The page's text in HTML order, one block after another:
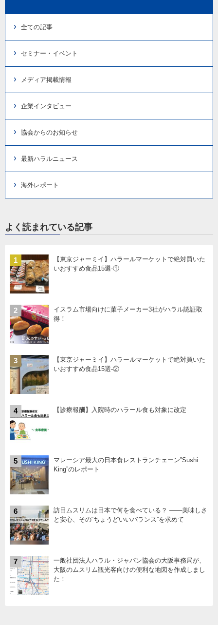
全ての記事
セミナー・イベント
メディア掲載情報
企業インタビュー
協会からのお知らせ
最新ハラルニュース
海外レポート
よく読まれている記事
1
【東京ジャーミイ】ハラールマーケットで絶対買いた
いおすすめ食品15選-①
2
イスラム市場向けに菓子メーカー3社がハラル認証取
得！
3
【東京ジャーミイ】ハラールマーケットで絶対買いた
いおすすめ食品15選-②
4 【診療報酬】入院時のハラール食も対象に改定
5
マレーシア最大の日本食レストランチェーン”Sushi
King”のレポート
6
訪日ムスリムは日本で何を食べている？ ――美味しさ
と安心、その“ちょうどいいバランス”を求めて
7
一般社団法人ハラル・ジャパン協会の大阪事務局が、
大阪のムスリム観光客向けの便利な地図を作成しまし
た！